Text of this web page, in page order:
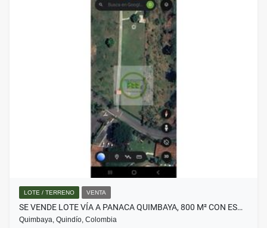
LOTE / TERRENO VENTA
SE VENDE LOTE VÍA A PANACA QUIMBAYA, 800 M² CON ES…
Quimbaya, Quindío, Colombia